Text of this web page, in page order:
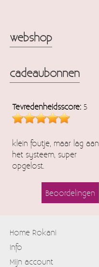
webshop
cadeaubonnen
Tevredenheidsscore: 5
klein foutje, maar lag aan
het systeem, super
opgelost.
Beoordelingen
Home Rokani
Info
Mijn account